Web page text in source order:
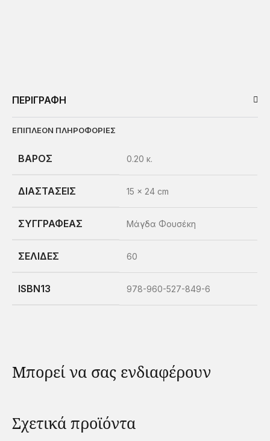
ΠΕΡΙΓΡΑΦΗ
ΕΠΙΠΛΕΟΝ ΠΛΗΡΟΦΟΡΙΕΣ
ΒΑΡΟΣ 0.20 κ.
ΔΙΑΣΤΑΣΕΙΣ 15 × 24 cm
ΣΥΓΓΡΑΦΕΑΣ Μάγδα Φουσέκη
ΣΕΛΙΔΕΣ 60
ISBN13 978-960-527-849-6
Μπορεί να σας ενδιαφέρουν
Σχετικά προϊόντα